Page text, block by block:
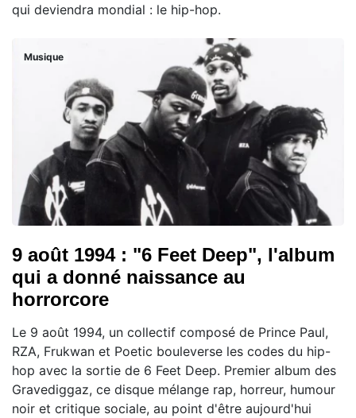
qui deviendra mondial : le hip-hop.
Musique
9 août 1994 : "6 Feet Deep", l'album
qui a donné naissance au
horrorcore
Le 9 août 1994, un collectif composé de Prince Paul,
RZA, Frukwan et Poetic bouleverse les codes du hip-
hop avec la sortie de 6 Feet Deep. Premier album des
Gravediggaz, ce disque mélange rap, horreur, humour
noir et critique sociale, au point d'être aujourd'hui